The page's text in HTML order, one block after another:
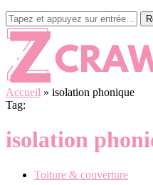
Accueil » isolation phonique
Tag:
isolation
Toiture & couverture